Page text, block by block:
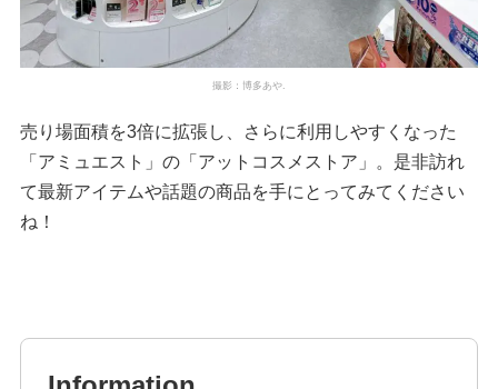
撮影：博多あや.
売り場面積を3倍に拡張し、さらに利用しやすくなった
「アミュエスト」の「アットコスメストア」。是非訪れ
て最新アイテムや話題の商品を手にとってみてください
ね！